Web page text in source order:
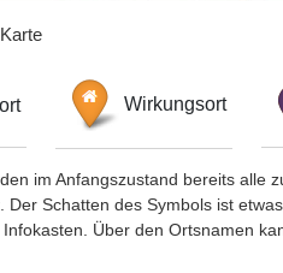
Wirkungsort
im Anfangszustand bereits alle
Der Schatten des Symbols ist
Über den Ortsnamen